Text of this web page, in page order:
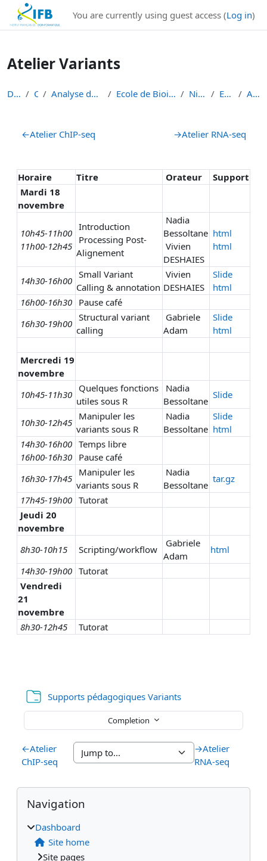
Institut Français de Bioinformatique - Les formations
Skip to main contentYou are currently using guest access (Log in)
Atelier Variants
Dashboard Courses Analyse de données de séquençage haut débit Ecole de Bioinformatique - IFB - Inserm - INRAe EB... Niveau 1 débutant EB3I Niv 1 2025 Atelier Variants
Section outline
←Atelier ChIP-seq →Atelier RNA-seq
Horaire Titre Orateur
Support
Mardi 18
novembre
10h45-11h00
11h00-12h45
Introduction
Processing Post-
Alignement
Nadia
Bessoltane
Vivien
DESHAIES
html
html
14h30-16h00
Small Variant
Calling & annotation
Vivien
DESHAIES
Slide
html
16h00-16h30 Pause café
16h30-19h00
Structural variant
calling
Gabriele
Adam
Slide
html
Mercredi 19
novembre
10h45-11h30
Quelques fonctions
utiles sous R
Nadia
Bessoltane
Slide
10h30-12h45
Manipuler les
variants sous R
Nadia
Bessoltane
Slide
html
14h30-16h00
16h00-16h30
Temps libre
Pause café
16h30-17h45
Manipuler les
variants sous R
Nadia
Bessoltane
tar.gz
17h45-19h00 Tutorat
Jeudi 20
novembre
8h30-10h15
Scripting/workflow
Gabriele
Adam
html
14h30-19h00 Tutorat
Vendredi
21
novembre
8h30-12h45
Tutorat
Supports pédagogiques VariantsFolder
Completion
←Atelier
ChIP-seq
→Atelier
RNA-seq
Blocks
Supplementary blocks
Skip Navigation
Navigation
Dashboard
Site home
Site pages